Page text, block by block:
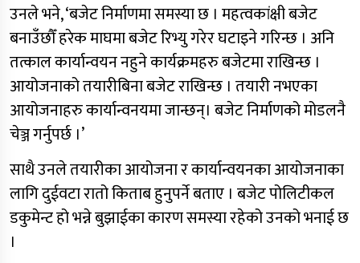
उनले भने, ‘बजेट निर्माणमा समस्या छ । महत्वकांक्षी बजेट
बनाउँछौँ हरेक माघमा बजेट रिभ्यु गरेर घटाइने गरिन्छ । अनि
तत्काल कार्यान्वयन नहुने कार्यक्रमहरु बजेटमा राखिन्छ ।
आयोजनाको तयारीबिना बजेट राखिन्छ । तयारी नभएका
आयोजनाहरु कार्यान्वनयमा जान्छन्। बजेट निर्माणको मोडलनै
चेञ्ज गर्नुपर्छ ।’
साथै उनले तयारीका आयोजना र कार्यान्वयनका आयोजनाका
लागि दुईवटा रातो किताब हुनुपर्ने बताए । बजेट पोलिटीकल
डकुमेन्ट हो भन्ने बुझाईका कारण समस्या रहेको उनको भनाई छ
।